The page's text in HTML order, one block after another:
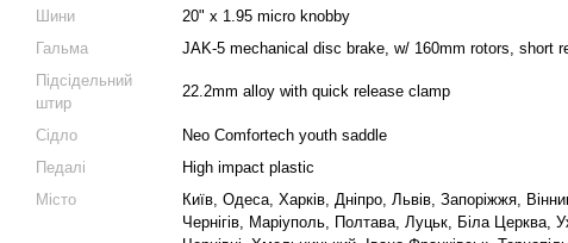
Шини
20" x 1.95 micro knobby
Гальма
JAK-5 mechanical disc brake, w/ 160mm rotors, short
Підсідельний
штир
22.2mm alloy with quick release clamp
Сідло
Neo Comfortech youth saddle
Педалі
High impact plastic
Місто
Київ, Одеса, Харків, Дніпро, Львів, Запоріжжя,
Чернігів, Маріуполь, Полтава, Луцьк, Біла